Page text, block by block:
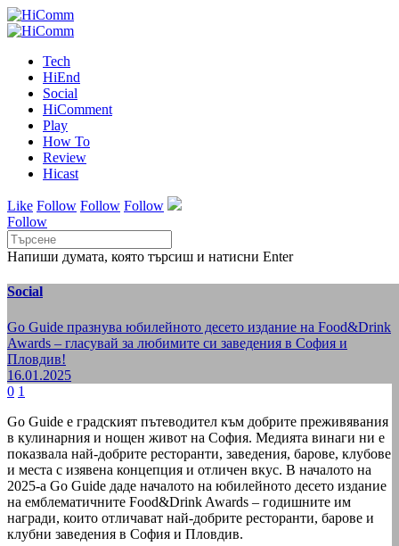
Tech
HiEnd
Social
HiComment
Play
How To
Review
Hicast
Like Follow Follow Follow
Follow
Напиши думата, която търсиш и натисни Enter
Social
Go Guide празнува юбилейното десето издание на Food&Drink
Awards – гласувай за любимите си заведения в София и
Пловдив!
16.01.2025
0 1
Go Guide е градският пътеводител към добрите преживявания
в кулинарния и нощен живот на София. Медията винаги ни е
показвала най-добрите ресторанти, заведения, барове, клубове
и места с изявена концепция и отличен вкус. В началото на
2025-а Go Guide даде началото на юбилейното десето издание
на емблематичните Food&Drink Awards – годишните им
награди, които отличават най-добрите ресторанти, барове и
клубни заведения в София и Пловдив.